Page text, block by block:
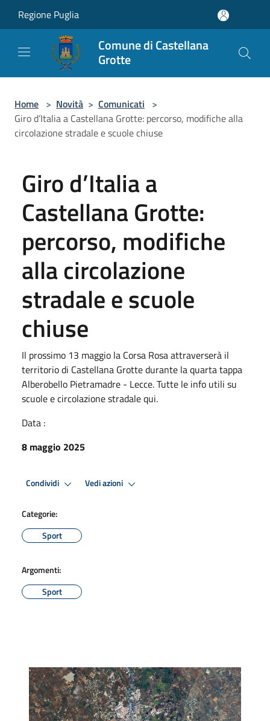
Regione Puglia
Comune di Castellana
Grotte
Home > Novità > Comunicati >
Giro d’Italia a Castellana Grotte: percorso, modifiche alla
circolazione stradale e scuole chiuse
Giro d’Italia a
Castellana Grotte:
percorso, modifiche
alla circolazione
stradale e scuole
chiuse
Il prossimo 13 maggio la Corsa Rosa attraverserà il
territorio di Castellana Grotte durante la quarta tappa
Alberobello Pietramadre - Lecce. Tutte le info utili su
scuole e circolazione stradale qui.
Data :
8 maggio 2025
Condividi Vedi azioni
Categorie:
Sport
Argomenti:
Sport